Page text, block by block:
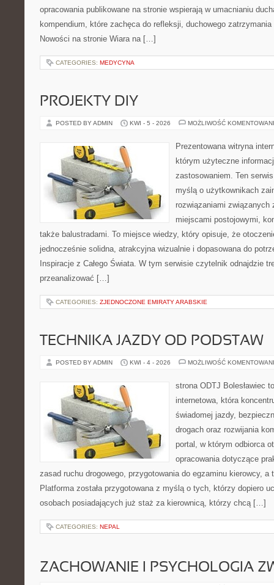
opracowania publikowane na stronie wspierają w umacnianiu
kompendium, które zachęca do refleksji, duchowego
Nowości na stronie Wiara na […]
CATEGORIES: MEDYCYNA
PROJEKTY DIY
POSTED BY ADMIN KWI - 5 - 2026 MOŻLIWOŚĆ
Prezentowana witryna
którym użyteczne
zastosowaniem. Ten
myślą o użytkownikach
rozwiązaniami związanych
miejscami postojowymi,
także balustradami. To miejsce wiedzy, który opisuje, że
jednocześnie solidna, atrakcyjna wizualnie i dopasowana do
Inspiracje z Całego Świata. W tym serwisie czytelnik odnajdzie
przeanalizować […]
CATEGORIES: ZJEDNOCZONE EMIRATY ARABSKIE
TECHNIKA JAZDY OD PODSTAW
POSTED BY ADMIN KWI - 4 - 2026 MOŻLIWOŚĆ
strona ODTJ Bolesławiec
internetowa, która
świadomej jazdy,
drogach oraz rozwijania
portal, w którym odbiorca
opracowania dotyczące
zasad ruchu drogowego, przygotowania do egzaminu kierowcy,
Platforma została przygotowana z myślą o tych, którzy dopiero
osobach posiadających już staż za kierownicą, którzy chcą […]
CATEGORIES: NEPAL
ZACHOWANIE I PSYCHOLOGIA